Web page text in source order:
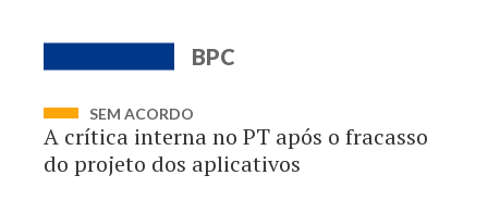
BPC
SEM ACORDO
A crítica interna no PT após o fracasso
do projeto dos aplicativos